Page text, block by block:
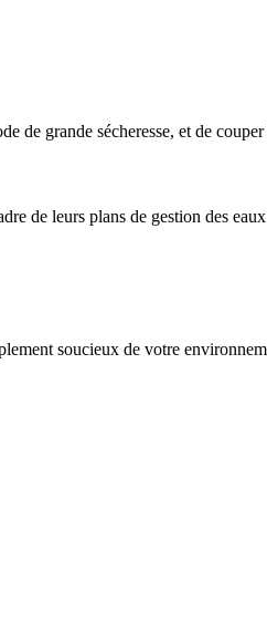
de grande sécheresse, et de
de leurs plans de gestion des
soucieux de votre